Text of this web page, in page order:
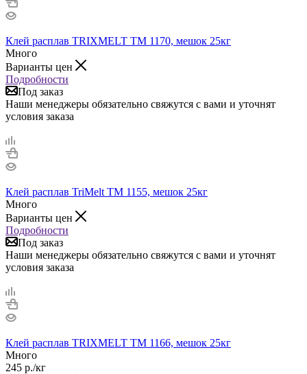
Клей расплав TRIXMELT TM 1170, мешок 25кг
Много
Варианты цен
Подробности
Под заказ
Наши менеджеры обязательно свяжутся с вами и уточнят
условия заказа
Клей расплав TriMelt TM 1155, мешок 25кг
Много
Варианты цен
Подробности
Под заказ
Наши менеджеры обязательно свяжутся с вами и уточнят
условия заказа
Клей расплав TRIXMELT TM 1166, мешок 25кг
Много
245 р./кг